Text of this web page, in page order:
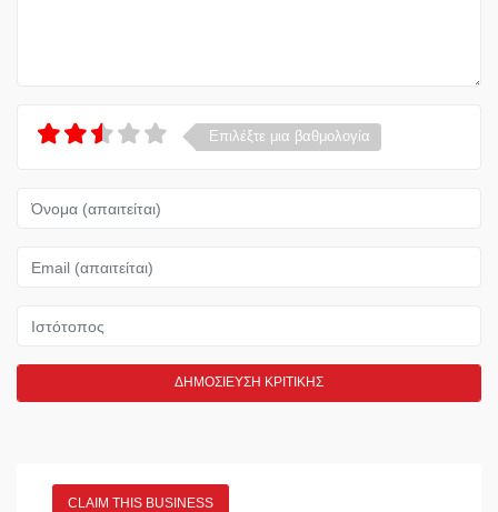
Επιλέξτε μια βαθμολογία
Όνομα
Email
Ιστότοπος
CLAIM THIS BUSINESS